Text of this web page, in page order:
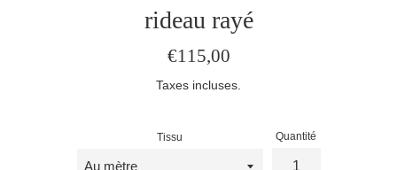
rideau rayé
Prix
€115,00
Taxes incluses.
Tissu Quantité